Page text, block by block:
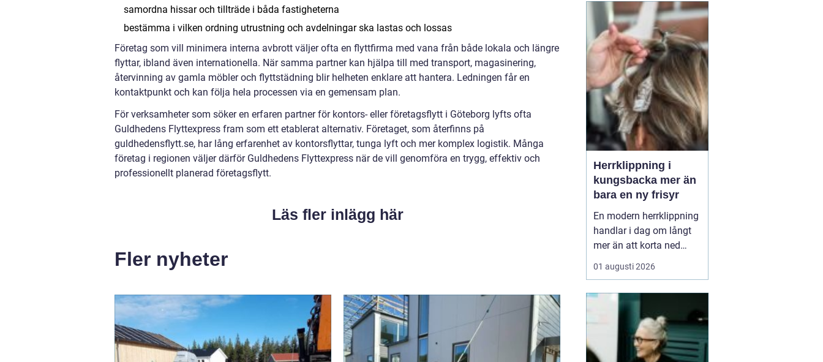
samordna hissar och tillträde i båda fastigheterna
bestämma i vilken ordning utrustning och avdelningar ska lastas och lossas
Företag som vill minimera interna avbrott väljer ofta en flyttfirma med vana från både lokala och längre
flyttar, ibland även internationella. När samma partner kan hjälpa till med transport, magasinering,
återvinning av gamla möbler och flyttstädning blir helheten enklare att hantera. Ledningen får en
kontaktpunkt och kan följa hela processen via en gemensam plan.
För verksamheter som söker en erfaren partner för kontors- eller företagsflytt i Göteborg lyfts ofta
Guldhedens Flyttexpress fram som ett etablerat alternativ. Företaget, som återfinns på
guldhedensflytt.se, har lång erfarenhet av kontorsflyttar, tunga lyft och mer komplex logistik. Många
företag i regionen väljer därför Guldhedens Flyttexpress när de vill genomföra en trygg, effektiv och
professionellt planerad företagsflytt.
Läs fler inlägg här
Fler nyheter
bakom formen finns
noggrann
ingenjörskonst, slitstarka
materi...
Herrklippning i
kungsbacka mer än
bara en ny frisyr
En modern herrklippning
handlar i dag om långt
mer än att korta ned
håret. Många män vill ha
en stil som både
gymmet och till fest,
utan att behöva lägga
för mycket tid framför
spegeln varje morgon.
01 augusti 2026